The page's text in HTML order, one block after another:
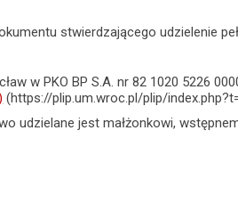
stwierdzającego udzielenie
w PKO BP S.A. nr 82 1020 5226
(https://plip.um.wroc.pl/plip/
udzielane jest małżonkowi,